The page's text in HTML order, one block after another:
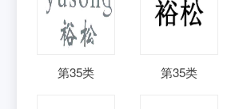
第35类 第35类